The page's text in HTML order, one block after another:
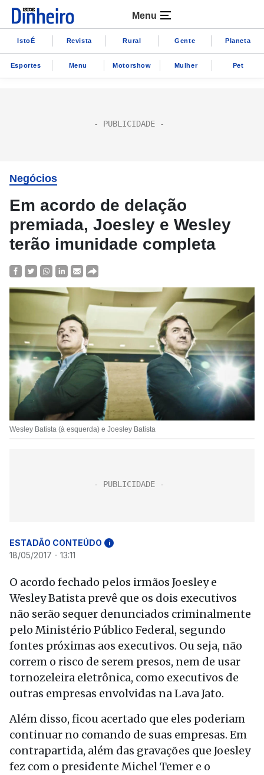
Menu
IstoÉ Revista Rural Gente Planeta
Esportes Menu Motorshow Mulher Pet
Negócios
Em acordo de delação
premiada, Joesley e Wesley
terão imunidade completa
Wesley Batista (à esquerda) e Joesley Batista
ESTADÃO CONTEÚDO i
18/05/2017 - 13:11
O acordo fechado pelos irmãos Joesley e
Wesley Batista prevê que os dois executivos
não serão sequer denunciados criminalmente
pelo Ministério Público Federal, segundo
fontes próximas aos executivos. Ou seja, não
correm o risco de serem presos, nem de usar
tornozeleira eletrônica, como executivos de
outras empresas envolvidas na Lava Jato.
Além disso, ficou acertado que eles poderiam
continuar no comando de suas empresas. Em
contrapartida, além das gravações que Joesley
fez com o presidente Michel Temer e o